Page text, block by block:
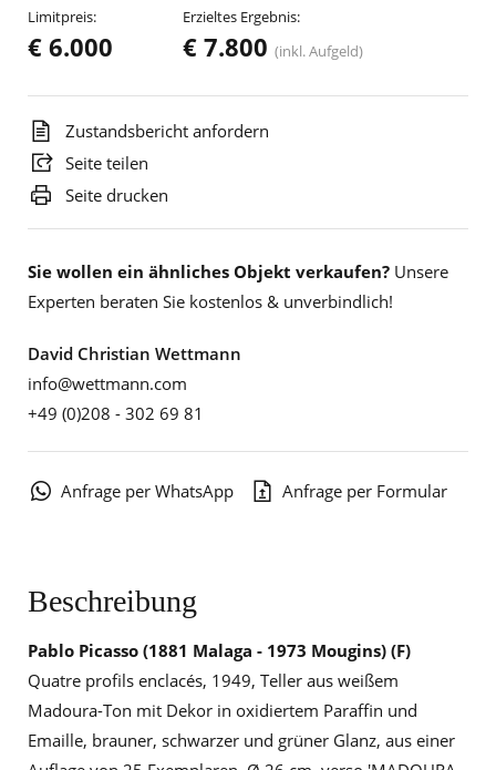
Limitpreis:
€ 6.000
Erzieltes Ergebnis:
€ 7.800 (inkl. Aufgeld)
Zustandsbericht anfordern
Seite teilen
Seite drucken
Sie wollen ein ähnliches Objekt verkaufen? Unsere
Experten beraten Sie kostenlos & unverbindlich!
David Christian Wettmann
info@wettmann.com
+49 (0)208 - 302 69 81
Anfrage per WhatsApp Anfrage per Formular
Beschreibung
Pablo Picasso (1881 Malaga - 1973 Mougins) (F)
Quatre profils enclacés, 1949, Teller aus weißem
Madoura-Ton mit Dekor in oxidiertem Paraffin und
Emaille, brauner, schwarzer und grüner Glanz, aus einer